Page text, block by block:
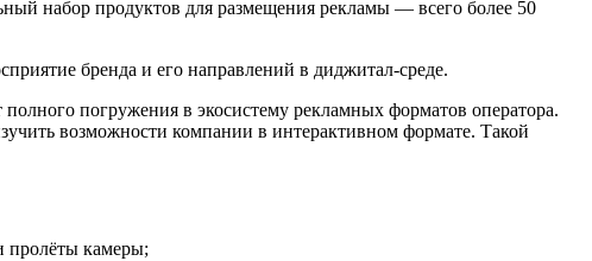
набор продуктов для размещения рекламы — всего более 50
бренда и его направлений в диджитал-среде.
погружения в экосистему рекламных форматов оператора.
возможности компании в интерактивном формате. Такой
пролёты камеры;